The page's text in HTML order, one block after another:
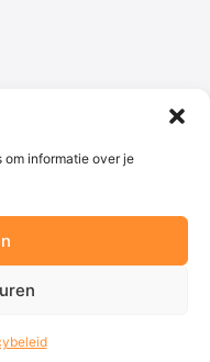
informatie over je